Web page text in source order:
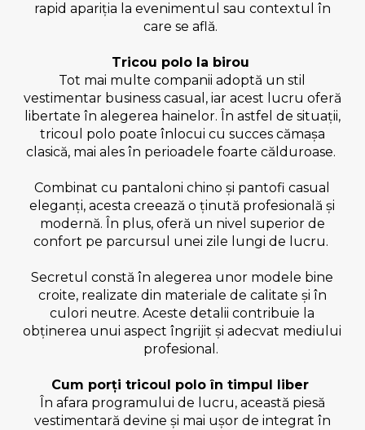
rapid apariția la evenimentul sau contextul în
care se află.
Tricou polo la birou
Tot mai multe companii adoptă un stil
vestimentar business casual, iar acest lucru oferă
libertate în alegerea hainelor. În astfel de situații,
tricoul polo poate înlocui cu succes cămașa
clasică, mai ales în perioadele foarte călduroase.
Combinat cu pantaloni chino și pantofi casual
eleganți, acesta creează o ținută profesională și
modernă. În plus, oferă un nivel superior de
confort pe parcursul unei zile lungi de lucru.
Secretul constă în alegerea unor modele bine
croite, realizate din materiale de calitate și în
culori neutre. Aceste detalii contribuie la
obținerea unui aspect îngrijit și adecvat mediului
profesional.
Cum porți tricoul polo în timpul liber
În afara programului de lucru, această piesă
vestimentară devine și mai ușor de integrat în